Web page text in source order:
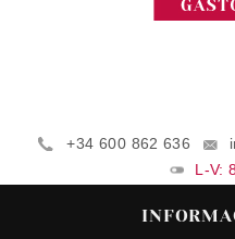
+34 600 862 636
L-V: